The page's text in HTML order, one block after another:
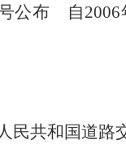
公布 自2006
民共和国道路